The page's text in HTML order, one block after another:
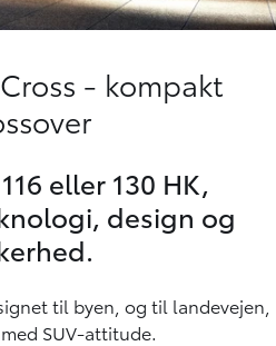
- kompakt
eller 130 HK,
design og
til byen, og til landevejen,
SUV-attitude.